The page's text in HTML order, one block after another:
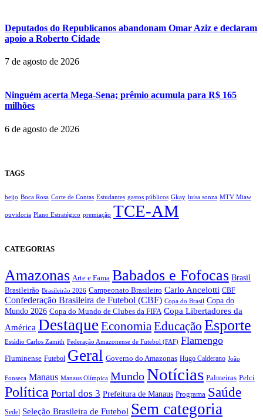
Deputados do Republicanos abandonam Omar Aziz e declaram
apoio a Roberto Cidade
7 de agosto de 2026
Ninguém acerta Mega-Sena; prêmio acumula para R$ 165
milhões
6 de agosto de 2026
TAGS
beijo Boca Rosa Corte de Contas Estudantes gastos públicos Gkay luisa sonza MTV Miaw
ouvidoria Plano Estratégico premiação TCE-AM
CATEGORIAS
Amazonas Arte e Fama Babados e Fofocas Brasil
Brasileirão Brasileirão 2026 Campeonato Brasileiro Carlo Ancelotti CBF
Confederação Brasileira de Futebol (CBF) Copa do Brasil Copa do
Mundo 2026 Copa do Mundo de Clubes da FIFA Copa Libertadores da
América Destaque EconomiaEducação Esporte
Estádio Carlos Zamith Federação Amazonense de Futebol (FAF) Flamengo
Fluminense Futebol Geral Governo do Amazonas Hugo Calderano João
Fonseca Manaus Manaus Olímpica MundoNotícias Palmeiras Pelci
Política Portal dos 3 Prefeitura de Manaus Programa Saúde
Sedel Seleção Brasileira de Futebol Sem categoria